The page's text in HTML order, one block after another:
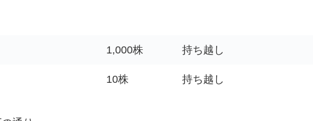
1,000株 持ち越し
10株 持ち越し